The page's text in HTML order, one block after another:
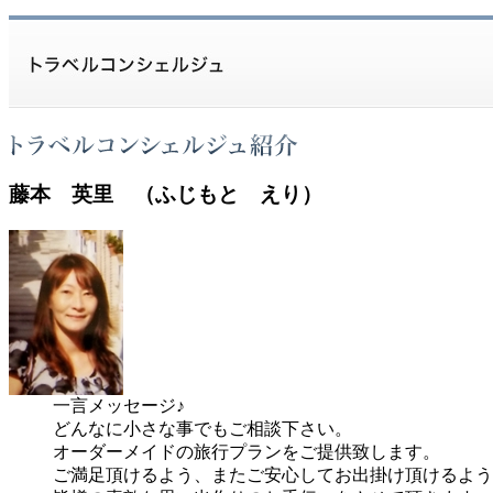
藤本 英里 （ふじもと えり）
一言メッセージ♪
どんなに小さな事でもご相談下さい。
オーダーメイドの旅行プランをご提供致します。
ご満足頂けるよう、またご安心してお出掛け頂けるよ